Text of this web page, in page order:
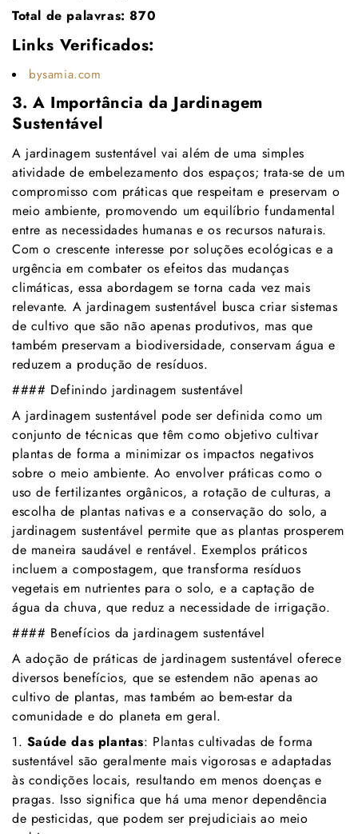
Total de palavras: 870
Links Verificados:
bysamia.com
3. A Importância da Jardinagem
Sustentável
A jardinagem sustentável vai além de uma simples
atividade de embelezamento dos espaços; trata-se de um
compromisso com práticas que respeitam e preservam o
meio ambiente, promovendo um equilíbrio fundamental
entre as necessidades humanas e os recursos naturais.
Com o crescente interesse por soluções ecológicas e a
urgência em combater os efeitos das mudanças
climáticas, essa abordagem se torna cada vez mais
relevante. A jardinagem sustentável busca criar sistemas
de cultivo que são não apenas produtivos, mas que
também preservam a biodiversidade, conservam água e
reduzem a produção de resíduos.
#### Definindo jardinagem sustentável
A jardinagem sustentável pode ser definida como um
conjunto de técnicas que têm como objetivo cultivar
plantas de forma a minimizar os impactos negativos
sobre o meio ambiente. Ao envolver práticas como o
uso de fertilizantes orgânicos, a rotação de culturas, a
escolha de plantas nativas e a conservação do solo, a
jardinagem sustentável permite que as plantas prosperem
de maneira saudável e rentável. Exemplos práticos
incluem a compostagem, que transforma resíduos
vegetais em nutrientes para o solo, e a captação de
água da chuva, que reduz a necessidade de irrigação.
#### Benefícios da jardinagem sustentável
A adoção de práticas de jardinagem sustentável oferece
diversos benefícios, que se estendem não apenas ao
cultivo de plantas, mas também ao bem-estar da
comunidade e do planeta em geral.
1. Saúde das plantas: Plantas cultivadas de forma
sustentável são geralmente mais vigorosas e adaptadas
às condições locais, resultando em menos doenças e
pragas. Isso significa que há uma menor dependência
de pesticidas, que podem ser prejudiciais ao meio